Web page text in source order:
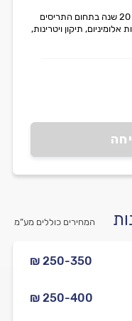
אביאל.ב קסטן תריסים בע``מ, מתמחה מעל 20 שנה בתחום התריסים
תיקון ויטרינות,
המחירים כוללים מע”מ
₪ 250-350
₪ 250-400